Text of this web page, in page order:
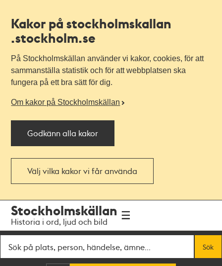
Kakor på stockholmskallan
.stockholm.se
På Stockholmskällan använder vi kakor, cookies, för att
sammanställa statistik och för att webbplatsen ska
fungera på ett bra sätt för dig.
Om kakor på Stockholmskällan
Godkänn alla kakor
Välj vilka kakor vi får använda
navigationen
huvudinnehållet
Stockholmskällan
Historia i ord, ljud och bild
Sök